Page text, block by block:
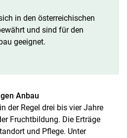
main content
in den österreichischen
und sind für den
geeignet.
Anbau
der Regel drei bis vier Jahre
Fruchtbildung. Die Erträge
und Pflege. Unter